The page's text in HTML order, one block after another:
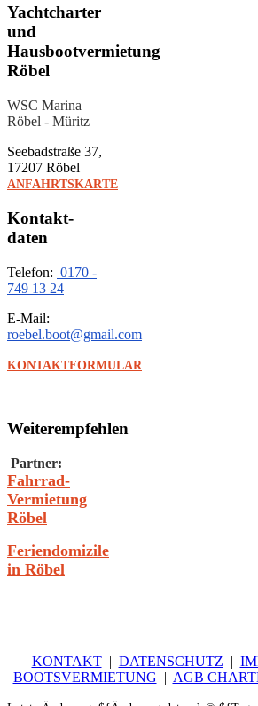
Yachtcharter
und
Hausbootvermietung
Röbel
WSC Marina
Röbel - Müritz
Seebadstraße 37,
17207 Röbel
ANFAHRTSKARTE
Kontakt­
daten
Telefon: 0170 -
749 13 24
E-Mail:
roebel.boot@gmail.com
KONTAKTFORMULAR
Weiterempfehlen
Partner:
Fahrrad-
Vermietung
Röbel
Feriendomizile
in Röbel
KONTAKT| DATEN­SCHUTZ |
BOOTSVERMIETUNG | AGB